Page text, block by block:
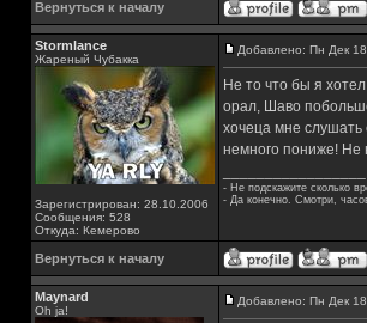
Вернуться к началу
Stormlance
Жареный Чубакка
Зарегистрирован: 28.10.2006
Сообщения: 528
Откуда: Кемерово
Добавлено: Пн Дек
Не то что бы я
орал, Шаво
хочеца мне
немного пониже! Не
- Не подскажите сколько
- Да конечно. Смотри,
Вернуться к началу
Maynard
Oh ja!
Добавлено: Пн Дек